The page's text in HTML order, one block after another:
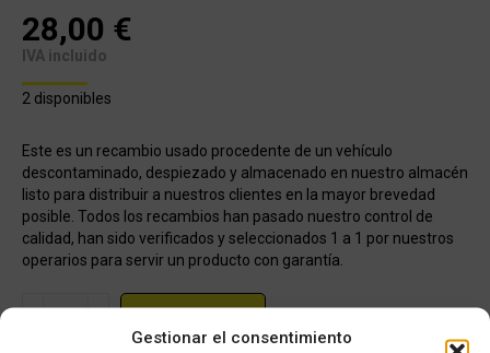
Gestionar el consentimiento
28,00 €
IVA incluido
2 disponibles
Este es un recambio usado procedente de un vehículo
descontaminado, despiezado y almacenado en nuestro almacén
listo para distribuir a nuestros clientes en la mayor brevedad
posible. Todos los recambios han pasado nuestro control de
calidad, han sido verificados y seleccionados 1 a 1 por nuestros
operarios para servir un producto con garantía.
Bomba